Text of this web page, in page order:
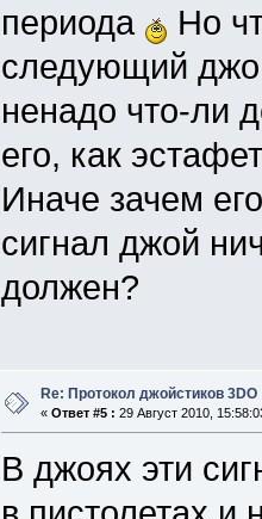
периода
Но
следующий
ненадо что-ли
его, как
Иначе зачем
сигнал джой
должен?
Re: Протокол джойстиков 3DO
« Ответ #5 : 29 Август 2010,
В джоях эти